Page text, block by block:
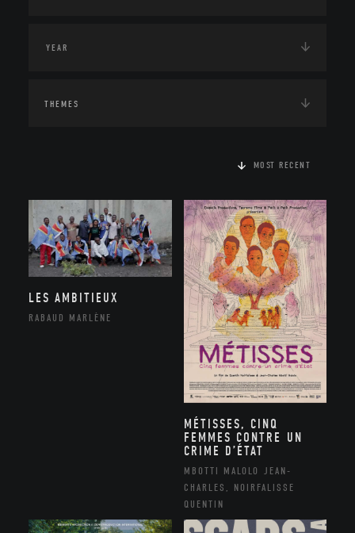
THEMES
MOST RECENT
LES AMBITIEUX
RABAUD MARLÈNE
MÉTISSES, CINQ
FEMMES CONTRE UN
CRIME D’ÉTAT
MBOTTI MALOLO JEAN-
CHARLES, NOIRFALISSE
QUENTIN